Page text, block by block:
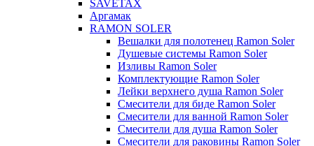
SAVETAX
Аргамак
RAMON SOLER
Вешалки для полотенец Ramon Soler
Душевые системы Ramon Soler
Изливы Ramon Soler
Комплектующие Ramon Soler
Лейки верхнего душа Ramon Soler
Смесители для биде Ramon Soler
Смесители для ванной Ramon Soler
Смесители для душа Ramon Soler
Смесители для раковины Ramon Soler